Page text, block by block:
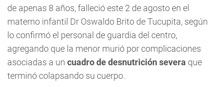
de apenas 8 años, falleció este 2 de agosto en el
materno infantil Dr Oswaldo Brito de Tucupita, según
lo confirmó el personal de guardia del centro,
agregando que la menor murió por complicaciones
asociadas a un cuadro de desnutrición severa que
terminó colapsando su cuerpo.